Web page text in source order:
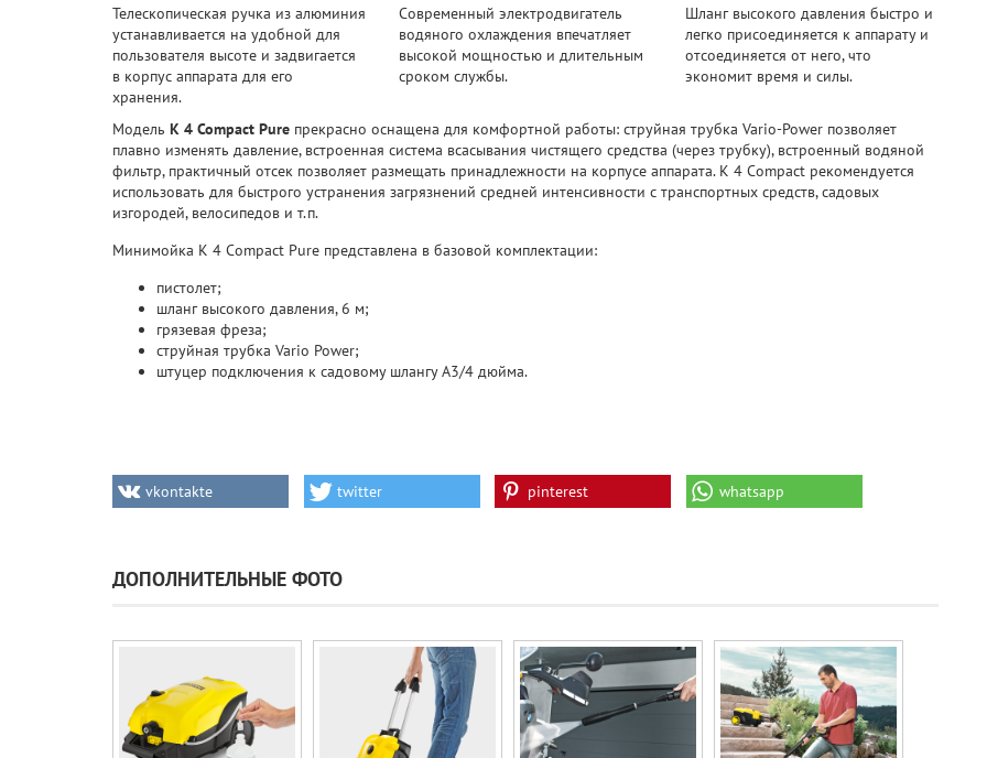
Телескопическая ручка из алюминия
устанавливается на удобной для
пользователя высоте и задвигается
в корпус аппарата для его
хранения.
Современный электродвигатель
водяного охлаждения впечатляет
высокой мощностью и длительным
сроком службы.
Шланг высокого давления быстро и
легко присоединяется к аппарату и
отсоединяется от него, что
экономит время и силы.
Модель K 4 Compact Pure прекрасно оснащена для комфортной работы: струйная трубка Vario-Power позволяет
плавно изменять давление, встроенная система всасывания чистящего средства (через трубку), встроенный водяной
фильтр, практичный отсек позволяет размещать принадлежности на корпусе аппарата. K 4 Compact рекомендуется
использовать для быстрого устранения загрязнений средней интенсивности с транспортных средств, садовых
изгородей, велосипедов и т.п.
Минимойка K 4 Compact Pure представлена в базовой комплектации:
пистолет;
шланг высокого давления, 6 м;
грязевая фреза;
струйная трубка Vario Power;
штуцер подключения к садовому шлангу А3/4 дюйма.
vkontakte twitter pinterest whatsapp
ДОПОЛНИТЕЛЬНЫЕ ФОТО